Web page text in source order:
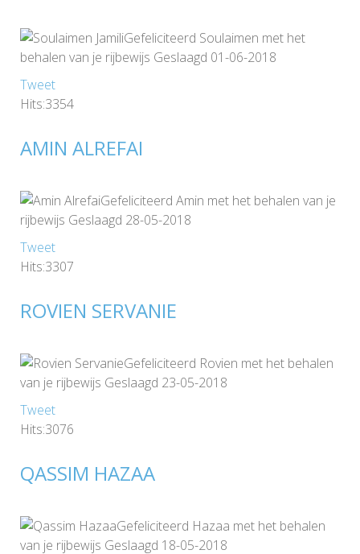
Gefeliciteerd Soulaimen met het
behalen van je rijbewijs Geslaagd 01-06-2018
Tweet
Hits:3354
AMIN ALREFAI
Gefeliciteerd Amin met het behalen van je
rijbewijs Geslaagd 28-05-2018
Tweet
Hits:3307
ROVIEN SERVANIE
Gefeliciteerd Rovien met het behalen
van je rijbewijs Geslaagd 23-05-2018
Tweet
Hits:3076
QASSIM HAZAA
Gefeliciteerd Hazaa met het behalen
van je rijbewijs Geslaagd 18-05-2018